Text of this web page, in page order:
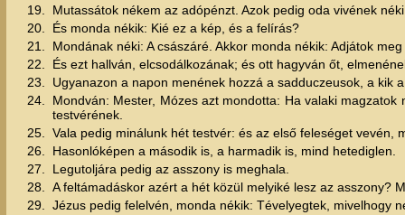
19.
Mutassátok nékem az adópénzt. Azok pedig oda vivének
20.
És monda nékik: Kié ez a kép, és a felírás?
21.
Mondának néki: A császáré. Akkor monda nékik: Adjátok
22.
És ezt hallván, elcsodálkozának; és ott hagyván őt,
23.
Ugyanazon a napon menének hozzá a sadduczeusok, a kik
24.
Mondván: Mester, Mózes azt mondotta: Ha valaki
testvérének.
25.
Vala pedig minálunk hét testvér: és az első feleséget
26.
Hasonlóképen a második is, a harmadik is, mind hetediglen.
27.
Legutoljára pedig az asszony is meghala.
28.
A feltámadáskor azért a hét közül melyiké lesz az asszony?
29.
Jézus pedig felelvén, monda nékik: Tévelyegtek, mivelhogy